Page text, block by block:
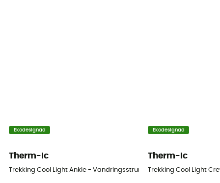
Ekodesignad
Therm-Ic
Trekking Cool Light Ankle - Vandringsstrumpor
Ekodesignad
Therm-Ic
Trekking Cool Light